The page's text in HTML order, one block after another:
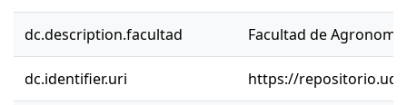
dc.description.facultad Facultad de Agronomía
dc.identifier.uri https://